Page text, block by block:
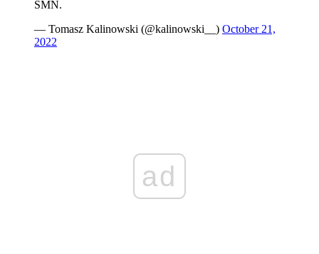
SMN.
— Tomasz Kalinowski (@kalinowski__) October 21,
2022
ad